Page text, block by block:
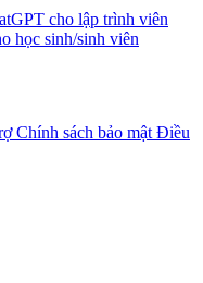
cho lập trình viên
học sinh/sinh viên
Chính sách bảo mật Điều